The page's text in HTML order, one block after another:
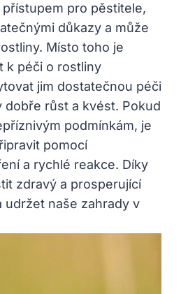
pro pěstitele,
důkazy a může
Místo toho je
k péči o rostliny
jim dostatečnou péči
dobře růst a kvést. Pokud
podmínkám, je
pomocí
a rychlé reakce. Díky
zdravý a prosperující
udržet naše zahrady v